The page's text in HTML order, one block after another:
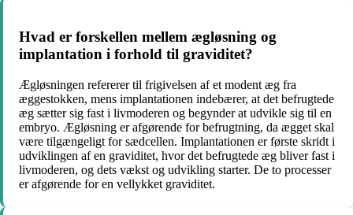
Hvad er forskellen mellem ægløsning og
implantation i forhold til graviditet?
Ægløsningen refererer til frigivelsen af et modent æg fra
æggestokken, mens implantationen indebærer, at det befrugtede
æg sætter sig fast i livmoderen og begynder at udvikle sig til en
embryo. Ægløsning er afgørende for befrugtning, da ægget skal
være tilgængeligt for sædcellen. Implantationen er første skridt i
udviklingen af en graviditet, hvor det befrugtede æg bliver fast i
livmoderen, og dets vækst og udvikling starter. De to processer
er afgørende for en vellykket graviditet.